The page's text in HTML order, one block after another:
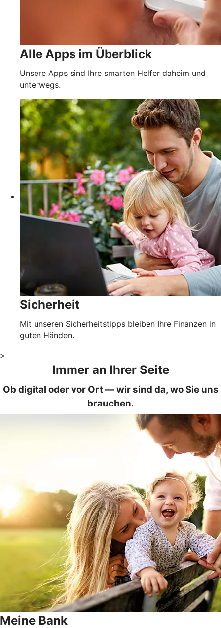
Alle Apps im Überblick
Unsere Apps sind Ihre smarten Helfer daheim und
unterwegs.
Sicherheit
Mit unseren Sicherheitstipps bleiben Ihre Finanzen in
guten Händen.
>
Immer an Ihrer Seite
Ob digital oder vor Ort — wir sind da, wo Sie uns
brauchen.
Meine Bank